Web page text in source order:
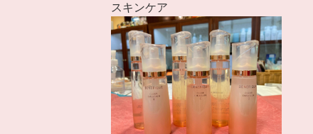
スキンケア